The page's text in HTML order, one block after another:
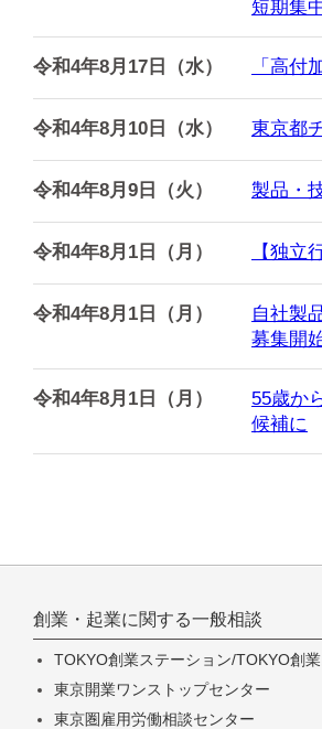
短期集
令和4年8月17日（水） 「高付
令和4年8月10日（水） 東京都
令和4年8月9日（火） 製品・
令和4年8月1日（月） 【独立
令和4年8月1日（月）
自社製
募集開
令和4年8月1日（月）
55歳か
候補に
創業・起業に関する一般相談
TOKYO創業ステーション/TOKYO創
東京開業ワンストップセンター
東京圏雇用労働相談センター